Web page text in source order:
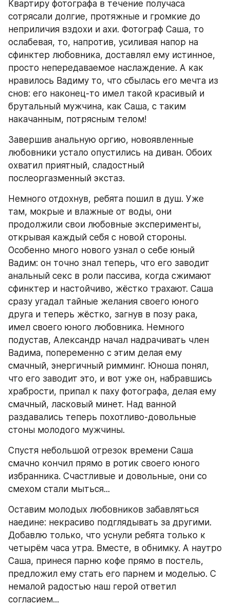
Квартиру фотографа в течение получаса
сотрясали долгие, протяжные и громкие до
неприличия вздохи и ахи. Фотограф Саша, то
ослабевая, то, напротив, усиливая напор на
сфинктер любовника, доставлял ему истинное,
просто непередаваемое наслаждение. А как
нравилось Вадиму то, что сбылась его мечта из
снов: его наконец-то имел такой красивый и
брутальный мужчина, как Саша, с таким
накачанным, потрясным телом!
Завершив анальную оргию, новоявленные
любовники устало опустились на диван. Обоих
охватил приятный, сладостный
послеоргазменный экстаз.
Немного отдохнув, ребята пошил в душ. Уже
там, мокрые и влажные от воды, они
продолжили свои любовные эксперименты,
открывая каждый себя с новой стороны.
Особенно много нового узнал о себе юный
Вадим: он точно знал теперь, что его заводит
анальный секс в роли пассива, когда сжимают
сфинктер и настойчиво, жёстко трахают. Саша
сразу угадал тайные желания своего юного
друга и теперь жёстко, загнув в позу рака,
имел своего юного любовника. Немного
подустав, Александр начал надрачивать член
Вадима, попеременно с этим делая ему
смачный, энергичный римминг. Юноша понял,
что его заводит это, и вот уже он, набравшись
храбрости, припал к паху фотографа, делая ему
смачный, ласковый минет. Над ванной
раздавались теперь похотливо-довольные
стоны молодого мужчины.
Спустя небольшой отрезок времени Саша
смачно кончил прямо в ротик своего юного
избранника. Счастливые и довольные, они со
смехом стали мыться...
Оставим молодых любовников забавляться
наедине: некрасиво подглядывать за другими.
Добавлю только, что уснули ребята только к
четырём часа утра. Вместе, в обнимку. А наутро
Саша, принеся парню кофе прямо в постель,
предложил ему стать его парнем и моделью. С
немалой радостью наш герой ответил
согласием...